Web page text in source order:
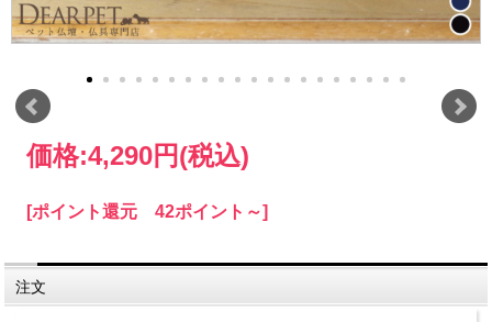
価格:4,290円(税込)
[ポイント還元 42ポイント～]
注文